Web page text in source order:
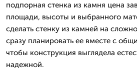
подпорная стенка из камня цена
площади, высоты и выбранного
сделать стенку из камней на
сразу планировать ее вместе с
чтобы конструкция выглядела
надежной.